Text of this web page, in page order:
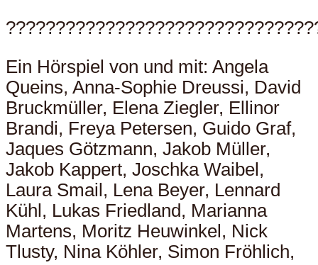
Ein Hörspiel von und mit: Angela
Queins, Anna-Sophie Dreussi, David
Bruckmüller, Elena Ziegler, Ellinor
Brandi, Freya Petersen, Guido Graf,
Jaques Götzmann, Jakob Müller,
Jakob Kappert, Joschka Waibel,
Laura Smail, Lena Beyer, Lennard
Kühl, Lukas Friedland, Marianna
Martens, Moritz Heuwinkel, Nick
Tlusty, Nina Köhler, Simon Fröhlich,